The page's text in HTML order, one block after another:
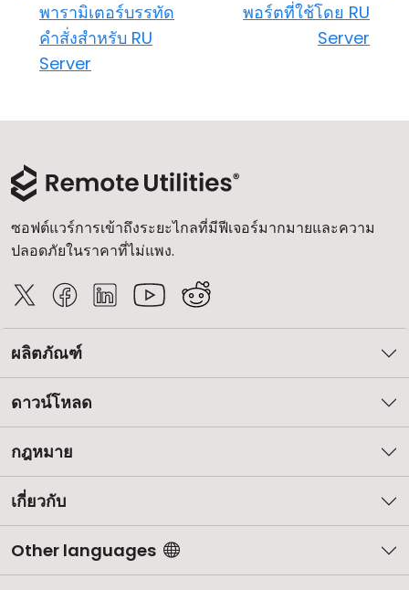
พารามิเตอร์บรรทัด
คำสั่งสำหรับ RU
Server
พอร์ตที่ใช้โดย RU
Server
ซอฟต์แวร์การเข้าถึงระยะไกลที่มีฟีเจอร์มากมายและความ
ปลอดภัยในราคาที่ไม่แพง.
ผลิตภัณฑ์
ดาวน์โหลด
กฎหมาย
เกี่ยวกับ
Other languages